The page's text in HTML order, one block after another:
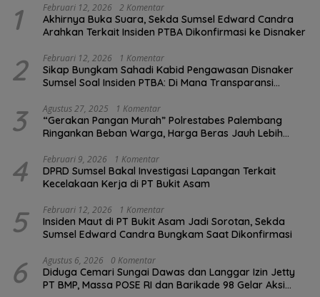
1 Februari 12, 2026 2 Komentar
Akhirnya Buka Suara, Sekda Sumsel Edward Candra
Arahkan Terkait Insiden PTBA Dikonfirmasi ke Disnaker
2 Februari 12, 2026 1 Komentar
Sikap Bungkam Sahadi Kabid Pengawasan Disnaker
Sumsel Soal Insiden PTBA: Di Mana Transparansi
3 Agustus 27, 2025 1 Komentar
“Gerakan Pangan Murah” Polrestabes Palembang
Ringankan Beban Warga, Harga Beras Jauh Lebih
4 Februari 9, 2026 1 Komentar
DPRD Sumsel Bakal Investigasi Lapangan Terkait
Kecelakaan Kerja di PT Bukit Asam
5 Februari 12, 2026 1 Komentar
Insiden Maut di PT Bukit Asam Jadi Sorotan, Sekda
Sumsel Edward Candra Bungkam Saat Dikonfirmasi
6 Agustus 6, 2026 0 Komentar
Diduga Cemari Sungai Dawas dan Langgar Izin Jetty
PT BMP, Massa POSE RI dan Barikade 98 Gelar Aksi